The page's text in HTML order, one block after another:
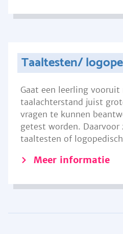
Taaltesten/
Gaat een leerling vooruit
taalachterstand juist
vragen te kunnen
getest worden. Daarvoor
taaltesten of
Meer informatie